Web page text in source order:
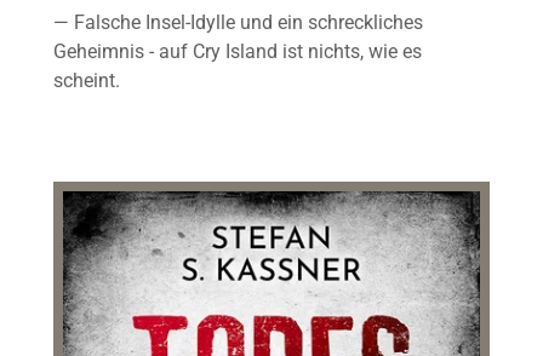
— Falsche Insel-Idylle und ein schreckliches
Geheimnis - auf Cry Island ist nichts, wie es
scheint.